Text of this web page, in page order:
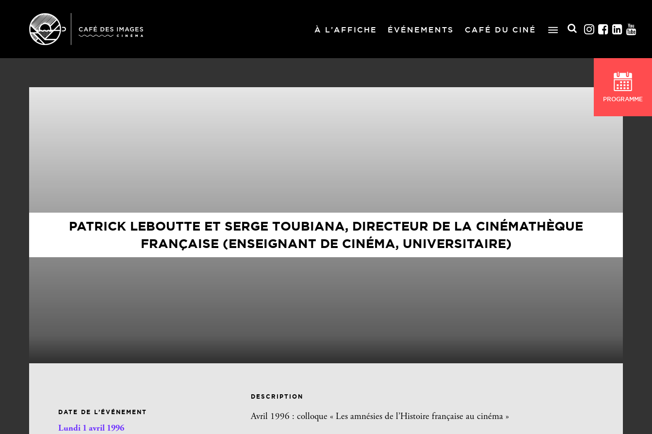
À L’AFFICHE ÉVÉNEMENTS CAFÉ DU CINÉ
PROGRAMME
PATRICK LEBOUTTE ET SERGE TOUBIANA, DIRECTEUR DE LA CINÉMATHÈQUE
FRANÇAISE (ENSEIGNANT DE CINÉMA, UNIVERSITAIRE)
DATE DE L’ÉVÉNEMENT
Lundi 1 avril 1996
DESCRIPTION
Avril 1996 : colloque « Les amnésies de l’Histoire française au cinéma »